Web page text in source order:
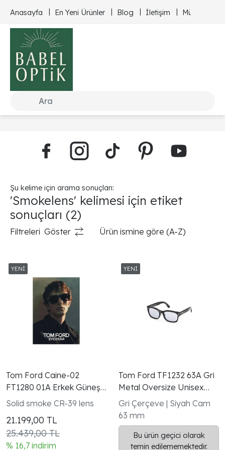
Anasayfa En Yeni Ürünler Blog İletişim Müşteri
Şu kelime için arama sonuçları:
'Smokelens' kelimesi için etiket
sonuçları (2)
Filtreleri Göster Ürün ismine göre (A-Z)
Tom Ford Caine-02
FT1280 01A Erkek Güneş
Gözlüğü Siyah Smoke
Solid smoke CR-39 lens
21.199,00 TL
25.439,00 TL
% 16,7 indirim
Tom Ford TF1232 63A Gri
Metal Oversize Unisex
Güneş Gözlüğü
Gri Çerçeve | Siyah Cam
63 mm
Bu ürün geçici olarak
temin edilememektedir.